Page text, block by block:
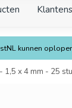
kunnen
1,5 x 4 mm - 25